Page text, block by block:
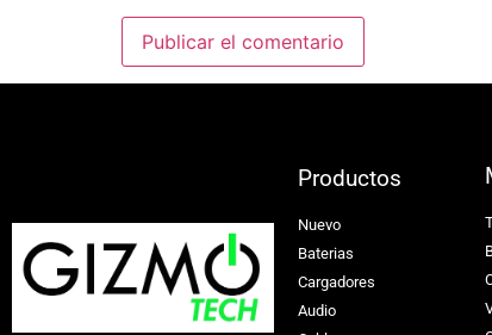
Productos
Nuevo
Baterias
Cargadores
Audio